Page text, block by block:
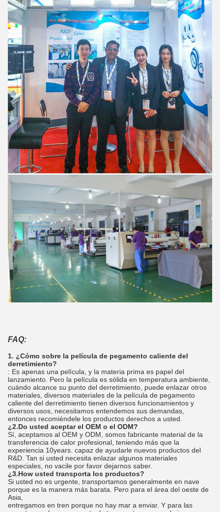
FAQ:
1. ¿Cómo sobre la película de pegamento caliente del
derretimiento?
: Es apenas una película, y la materia prima es papel del
lanzamiento. Pero la película es sólida en temperatura ambiente,
cuándo alcance su punto del derretimiento, puede enlazar otros
materiales, diversos materiales de la película de pegamento
caliente del derretimiento tienen diversos funcionamientos y
diversos usos, necesitamos entendemos sus demandas,
entonces recomiéndele los productos derechos a usted.
¿2.Do usted aceptar el OEM o el ODM?
Sí, aceptamos al OEM y ODM, somos fabricante material de la
transferencia de calor profesional, teniendo más que la
experiencia 10years. capaz de ayudarle nuevos productos del
R&D. Tan si usted necesita enlazar algunos materiales
especiales, no vacile por favor dejarnos saber.
¿3.How usted transporta los productos?
Si usted no es urgente, transportamos generalmente en nave
porque es la manera más barata. Pero para el área del oeste de
Asia,
entregamos en tren porque no hay mar a enviar. Y para las